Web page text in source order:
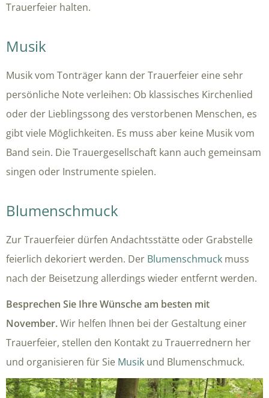
Trauerfeier halten.
Musik
Musik vom Tonträger kann der Trauerfeier eine sehr
persönliche Note verleihen: Ob klassisches Kirchenlied
oder der Lieblingssong des verstorbenen Menschen, es
gibt viele Möglichkeiten. Es muss aber keine Musik vom
Band sein. Die Trauergesellschaft kann auch gemeinsam
singen oder Instrumente spielen.
Blumenschmuck
Zur Trauerfeier dürfen Andachtsstätte oder Grabstelle
feierlich dekoriert werden. Der Blumenschmuck muss
nach der Beisetzung allerdings wieder entfernt werden.
Besprechen Sie Ihre Wünsche am besten mit
November.Wir helfen Ihnen bei der Gestaltung einer
Trauerfeier, stellen den Kontakt zu Trauerrednern her
und organisieren für Sie Musik und Blumenschmuck.